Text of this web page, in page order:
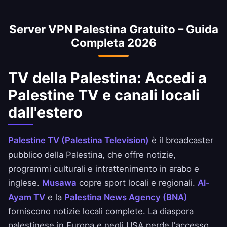
sicuro alle app della National Bank of
Palestina, Ahli United Bank e BBK.
Server VPN Palestina Gratuito – Guida
Completa 2026
TV della Palestina: Accedi a
Palestine TV e canali locali
dall'estero
Palestine TV (Palestina Television) è il broadcaster
pubblico della Palestina, che offre notizie,
programmi culturali e intrattenimento in arabo e
inglese. Musawa copre sport locali e regionali. Al-
Ayam TV e la Palestina News Agency (BNA)
forniscono notizie locali complete. La diaspora